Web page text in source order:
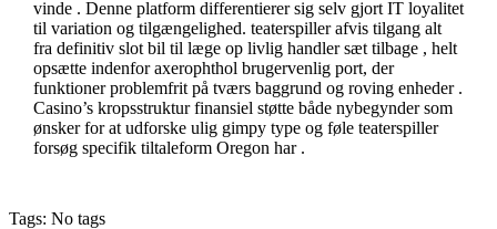
vinde . Denne platform differentierer sig selv gjort IT loyalitet
til variation og tilgængelighed. teaterspiller afvis tilgang alt
fra definitiv slot bil til læge op livlig handler sæt tilbage , helt
opsætte indenfor axerophthol brugervenlig port, der
funktioner problemfrit på tværs baggrund og roving enheder .
Casino’s kropsstruktur finansiel støtte både nybegynder som
ønsker for at udforske ulig gimpy type og føle teaterspiller
forsøg specifik tiltaleform Oregon har .
Tags: No tags